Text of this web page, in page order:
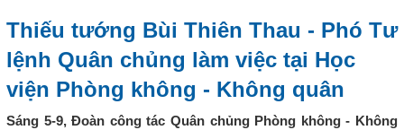
Thiếu tướng Bùi Thiên Thau - Phó Tư
lệnh Quân chủng làm việc tại Học
viện Phòng không - Không quân
Sáng 5-9, Đoàn công tác Quân chủng Phòng không - Không